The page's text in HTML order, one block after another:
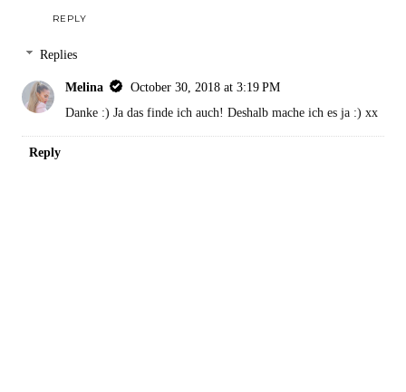
REPLY
Replies
Melina
October 30, 2018 at 3:19 PM
Danke :) Ja das finde ich auch! Deshalb mache ich es ja :) xx
Reply